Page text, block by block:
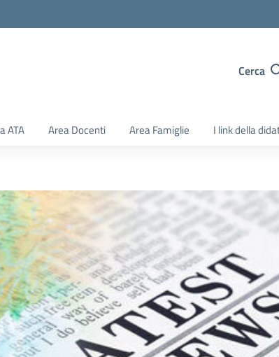
Cerca
ATA Area Docenti Area Famiglie I link della